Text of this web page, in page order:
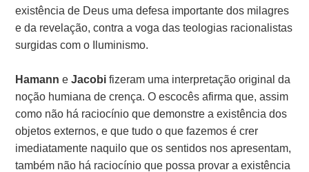
existência de Deus uma defesa importante dos milagres
e da revelação, contra a voga das teologias racionalistas
surgidas com o Iluminismo.
HamanneJacobifizeram uma interpretação original da
noção humiana de crença. O escocês afirma que, assim
como não há raciocínio que demonstre a existência dos
objetos externos, e que tudo o que fazemos é crer
imediatamente naquilo que os sentidos nos apresentam,
também não há raciocínio que possa provar a existência